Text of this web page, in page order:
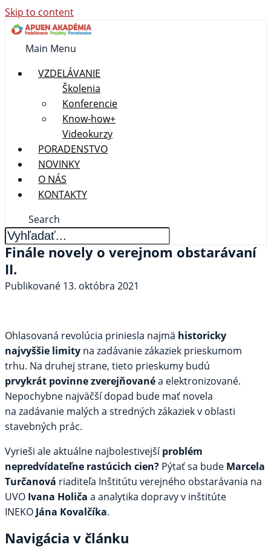
Skip to content
Main Menu
VZDELÁVANIE
Školenia
Konferencie
Know-how+
Videokurzy
PORADENSTVO
NOVINKY
O NÁS
KONTAKTY
Search
Finále novely o verejnom obstarávaní
II.
Publikované 13. októbra 2021
Ohlasovaná revolúcia priniesla najmä historicky
najvyššie limity na zadávanie zákaziek prieskumom
trhu. Na druhej strane, tieto prieskumy budú
prvykrát povinne zverejňovanéa elektronizované.
Nepochybne najväčší dopad bude mať novela
na zadávanie malých a stredných zákaziek v oblasti
stavebných prác.
Vyrieši ale aktuálne najbolestivejšíproblém
nepredvídateľne rastúcich cien? Pýtať sa bude Marcela
Turčanová riaditeľa Inštitútu verejného obstarávania na
UVO Ivana Holiča a analytika dopravy v inštitúte
INEKO Jána Kovalčíka.
Navigácia v článku